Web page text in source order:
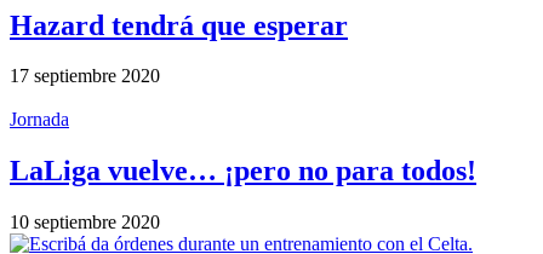
Hazard tendrá que esperar
17 septiembre 2020
Jornada
LaLiga vuelve… ¡pero no para todos!
10 septiembre 2020